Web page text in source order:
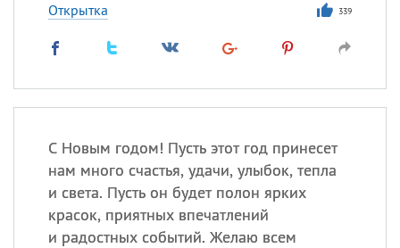
Открытка 339
С Новым годом! Пусть этот год принесет
нам много счастья, удачи, улыбок, тепла
и света. Пусть он будет полон ярких
красок, приятных впечатлений
и радостных событий. Желаю всем